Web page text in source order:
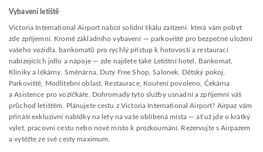
Vybavení letiště
Victoria International Airport nabízí solidní škálu zařízení, která vám pobyt
zde zpříjemní. Kromě základního vybavení — parkoviště pro bezpečné uložení
vašeho vozidla, bankomatů pro rychlý přístup k hotovosti a restaurací
nabízejících jídlo a nápoje — zde najdete také Letištní hotel, Bankomat,
Kliniky a lékárny, Směnárna, Duty Free Shop, Salonek, Dětský pokoj,
Parkoviště, Modlitební oblast, Restaurace, Kouření povoleno, Čekárna
a Asistence pro vozíčkáře. Dohromady tyto služby usnadní a zpříjemní váš
průchod letištěm. Plánujete cestu z Victoria International Airport? Airpaz vám
přináší exkluzivní nabídky na lety na vaše oblíbená místa — ať už jde o krátký
výlet, pracovní cestu nebo nové místo k prozkoumání. Rezervujte s Airpazem
a vytěžte ze své cesty maximum.